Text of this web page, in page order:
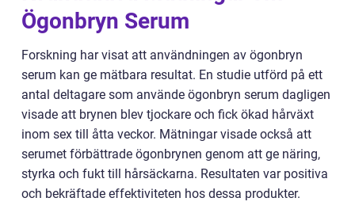
Ögonbryn Serum
Forskning har visat att användningen av ögonbryn
serum kan ge mätbara resultat. En studie utförd på ett
antal deltagare som använde ögonbryn serum dagligen
visade att brynen blev tjockare och fick ökad hårväxt
inom sex till åtta veckor. Mätningar visade också att
serumet förbättrade ögonbrynen genom att ge näring,
styrka och fukt till hårsäckarna. Resultaten var positiva
och bekräftade effektiviteten hos dessa produkter.